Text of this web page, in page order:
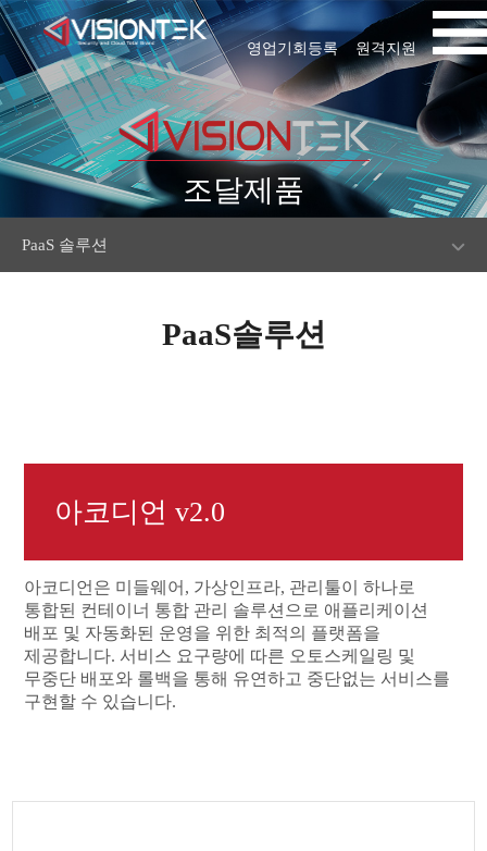
원격지원
영업기회등록
조달제품
PaaS 솔루션
PaaS솔루션
아코디언 v2.0
아코디언은 미들웨어, 가상인프라, 관리툴이 하나로
통합된 컨테이너 통합 관리 솔루션으로 애플리케이션
배포 및 자동화된 운영을 위한 최적의 플랫폼을
제공합니다. 서비스 요구량에 따른 오토스케일링 및
무중단 배포와 롤백을 통해 유연하고 중단없는 서비스를
구현할 수 있습니다.